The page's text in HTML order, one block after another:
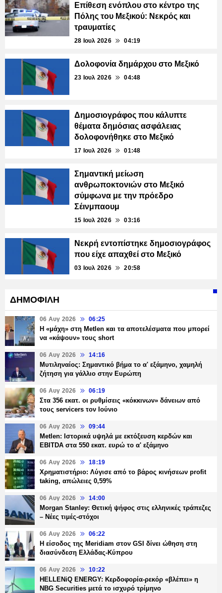
Επίθεση ενόπλου στο κέντρο της
Πόλης του Μεξικού: Νεκρός και
τραυματίες
28 Ιουλ 2026 04:19
Δολοφονία δημάρχου στο Μεξικό
23 Ιουλ 2026 04:48
Δημοσιογράφος που κάλυπτε
θέματα δημόσιας ασφάλειας
δολοφονήθηκε στο Μεξικό
17 Ιουλ 2026 01:48
Σημαντική μείωση
ανθρωποκτονιών στο Μεξικό
σύμφωνα με την πρόεδρο
Σέινμπαουμ
15 Ιουλ 2026 03:16
Νεκρή εντοπίστηκε δημοσιογράφος
που είχε απαχθεί στο Μεξικό
03 Ιουλ 2026 20:58
ΔΗΜΟΦΙΛΗ
06 Αυγ 2026 06:25
H «μάχη» στη Metlen και τα αποτελέσματα που μπορεί
να «κάψουν» τους short
06 Αυγ 2026 14:16
Μυτιληναίος: Σημαντικό βήμα το α' εξάμηνο, χαμηλή
ζήτηση για γάλλιο στην Ευρώπη
06 Αυγ 2026 06:19
Στα 356 εκατ. οι ρυθμίσεις «κόκκινων» δάνειων από
τους servicers τον Ιούνιο
06 Αυγ 2026 09:44
Metlen: Ιστορικά υψηλά με εκτόξευση κερδών και
EBITDA στα 550 εκατ. ευρώ το α' εξάμηνο
06 Αυγ 2026 18:19
Χρηματιστήριο: Λύγισε από το βάρος κινήσεων profit
taking, απώλειες 0,59%
06 Αυγ 2026 14:00
Morgan Stanley: Θετική ψήφος στις ελληνικές τράπεζες
– Νέες τιμές-στόχοι
06 Αυγ 2026 06:22
Η είσοδος της Meridiam στον GSI δίνει ώθηση στη
διασύνδεση Ελλάδας-Κύπρου
06 Αυγ 2026 10:22
HELLENiQ ENERGY: Κερδοφορία-ρεκόρ «βλέπει» η
NBG Securities μετά το ισχυρό τρίμηνο